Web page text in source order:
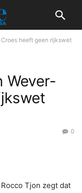
Croes heeft geen rijkswet
Wever-
0
Tjon zegt dat